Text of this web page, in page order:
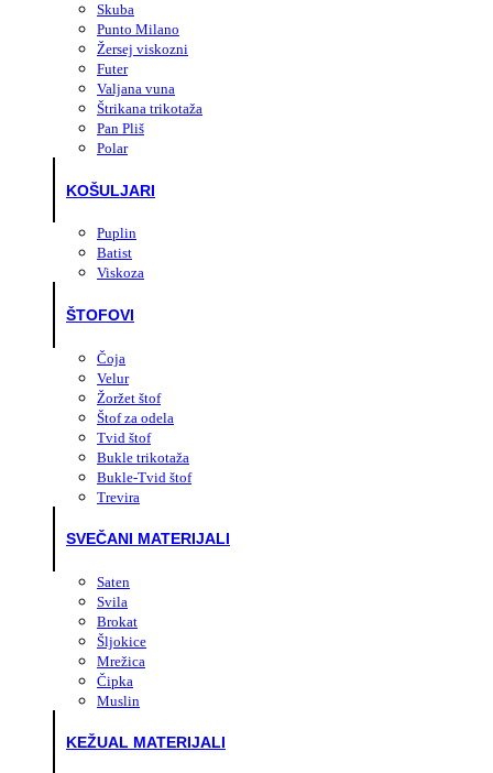
Skuba
Punto Milano
Žersej viskozni
Futer
Valjana vuna
Štrikana trikotaža
Pan Pliš
Polar
KOŠULJARI
Puplin
Batist
Viskoza
ŠTOFOVI
Čoja
Velur
Žoržet štof
Štof za odela
Tvid štof
Bukle trikotaža
Bukle-Tvid štof
Trevira
SVEČANI MATERIJALI
Saten
Svila
Brokat
Šljokice
Mrežica
Čipka
Muslin
KEŽUAL MATERIJALI